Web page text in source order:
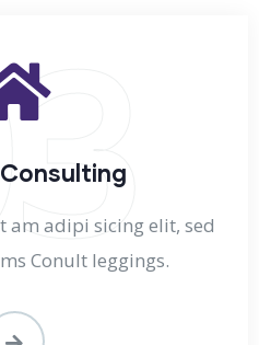
am adipi sicing elit, sed
Conult leggings.